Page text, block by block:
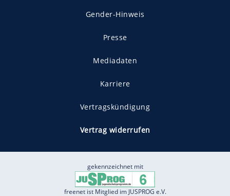
Gender-Hinweis
Presse
Mediadaten
Karriere
Vertragskündigung
Vertrag widerrufen
gekennzeichnet mit
freenet ist Mitglied im JUSPROG e.V.